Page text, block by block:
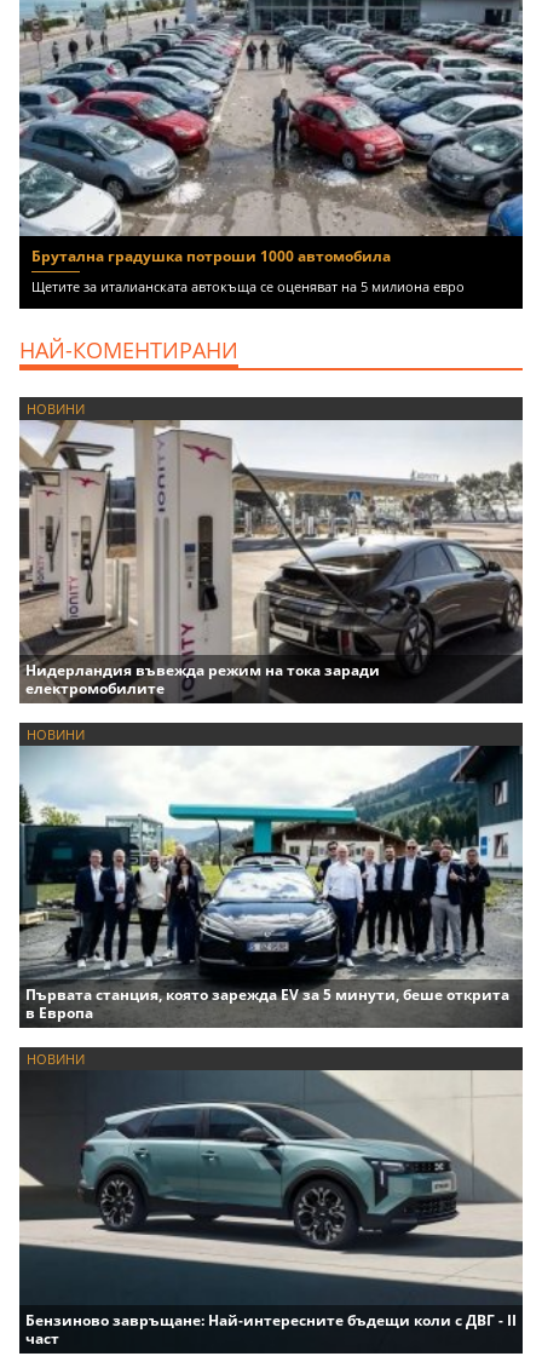
Брутална градушка потроши 1000 автомобила
Щетите за италианската автокъща се оценяват на 5 милиона евро
НАЙ-КОМЕНТИРАНИ
НОВИНИ
Нидерландия въвежда режим на тока заради
електромобилите
НОВИНИ
Първата станция, която зарежда EV за 5 минути, беше открита
в Европа
НОВИНИ
Бензиново завръщане: Най-интересните бъдещи коли с ДВГ - II
част